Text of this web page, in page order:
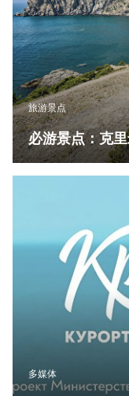
旅游景点
必游景点：克
多媒体